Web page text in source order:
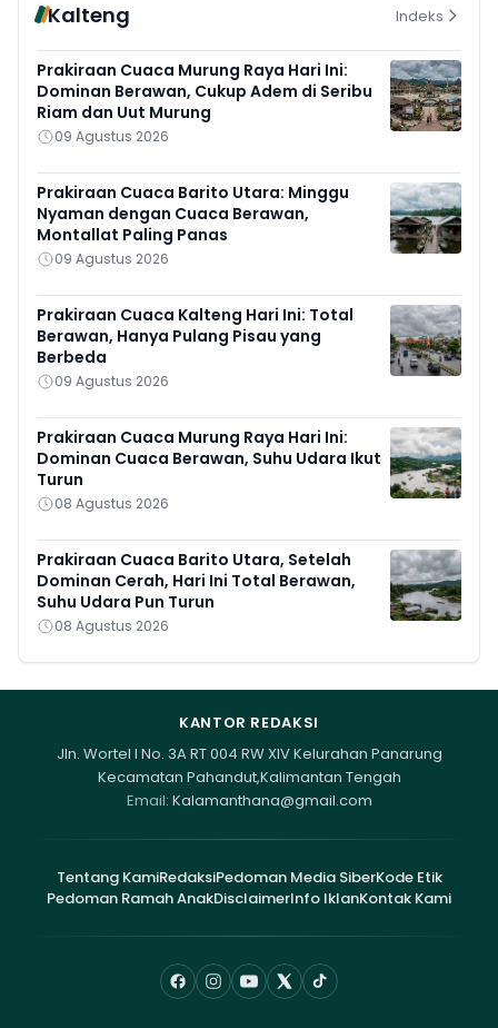
Kalteng Indeks
Prakiraan Cuaca Murung Raya Hari Ini:
Dominan Berawan, Cukup Adem di Seribu
Riam dan Uut Murung
09 Agustus 2026
Prakiraan Cuaca Barito Utara: Minggu
Nyaman dengan Cuaca Berawan,
Montallat Paling Panas
09 Agustus 2026
Prakiraan Cuaca Kalteng Hari Ini: Total
Berawan, Hanya Pulang Pisau yang
Berbeda
09 Agustus 2026
Prakiraan Cuaca Murung Raya Hari Ini:
Dominan Cuaca Berawan, Suhu Udara Ikut
Turun
08 Agustus 2026
Prakiraan Cuaca Barito Utara, Setelah
Dominan Cerah, Hari Ini Total Berawan,
Suhu Udara Pun Turun
08 Agustus 2026
KANTOR REDAKSI
Jln. Wortel I No. 3A RT 004 RW XIV Kelurahan Panarung
Kecamatan Pahandut,Kalimantan Tengah
Email: Kalamanthana@gmail.com
Tentang KamiRedaksiPedoman Media SiberKode Etik
Pedoman Ramah AnakDisclaimerInfo IklanKontak Kami